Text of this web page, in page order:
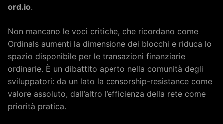
ord.io.
Non mancano le voci critiche, che ricordano come
Ordinals aumenti la dimensione dei blocchi e riduca lo
spazio disponibile per le transazioni finanziarie
ordinarie. È un dibattito aperto nella comunità degli
sviluppatori: da un lato la censorship-resistance come
valore assoluto, dall’altro l’efficienza della rete come
priorità pratica.